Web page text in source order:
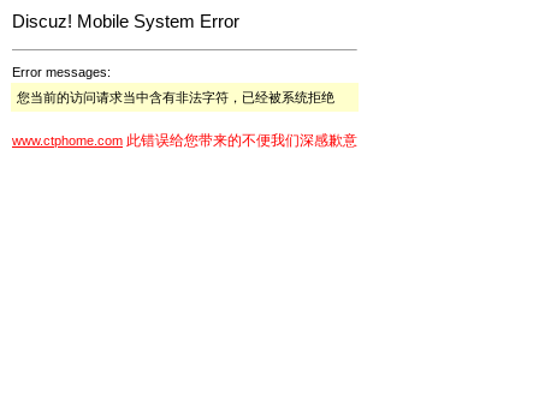
Discuz! Mobile System Error
Error messages:
您当前的访问请求当中含有非法字符，已经被系统拒绝
www.ctphome.com 此错误给您带来的不便我们深感歉意